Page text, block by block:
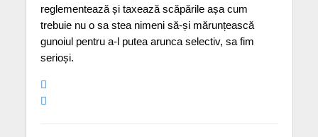
reglementează și taxează scăpările așa cum
trebuie nu o sa stea nimeni să-și mărunțească
gunoiul pentru a-l putea arunca selectiv, sa fim
serioși.